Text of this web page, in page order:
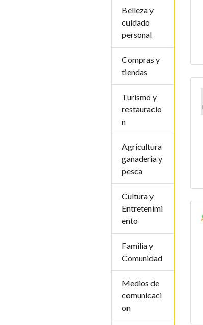
Belleza y
cuidado
personal
Compras y
tiendas
Turismo y
restauracio
n
Agricultura
ganaderia y
pesca
Cultura y
Entretenimi
ento
Familia y
Comunidad
Medios de
comunicaci
on